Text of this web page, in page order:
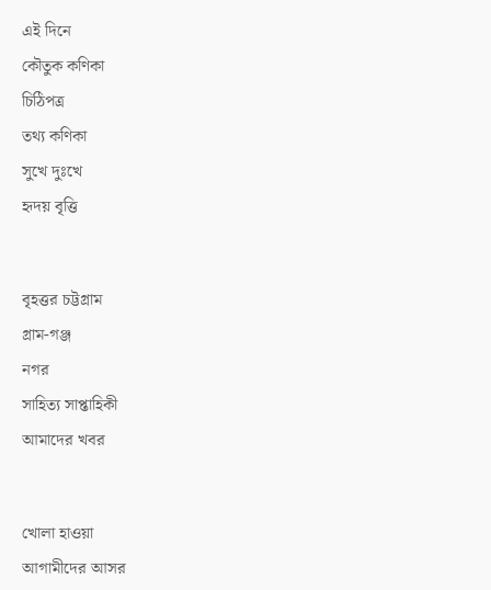
এই দিনে
কৌতুক কণিকা
চিঠিপত্র
তথ্য কণিকা
সুখে দুঃখে
হৃদয় বৃত্তি
বৃহত্তর চট্টগ্রাম
গ্রাম-গঞ্জ
নগর
সাহিত্য সাপ্তাহিকী
আমাদের খবর
খোলা হাওয়া
আগামীদের আসর